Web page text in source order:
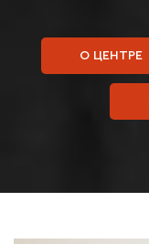
О ЦЕНТРЕ